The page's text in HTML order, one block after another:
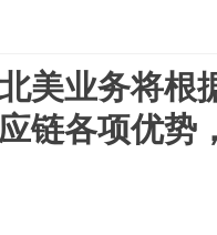
美业务将根
链各项优势